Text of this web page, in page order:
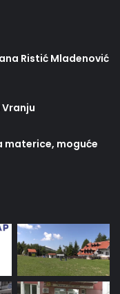
Ristić Mladenović
materice, moguće